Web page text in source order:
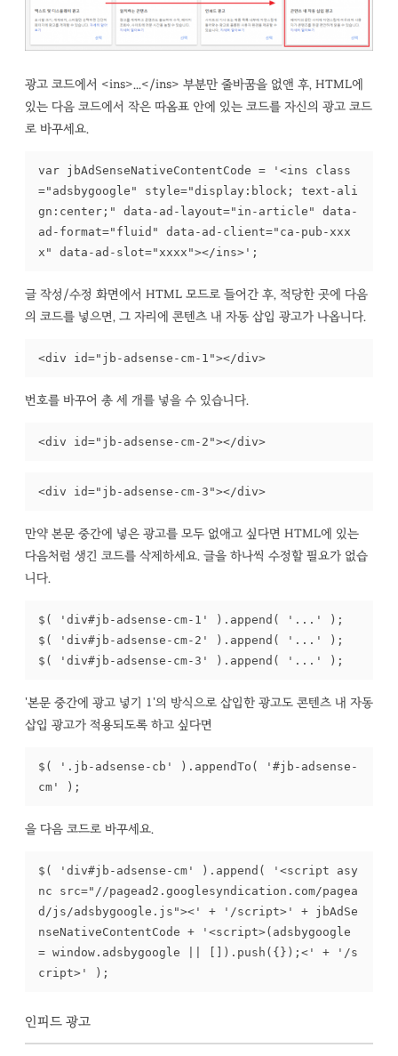
광고 코드에서 <ins>...</ins> 부분만 줄바꿈을 없앤 후, HTML에
있는 다음 코드에서 작은 따옴표 안에 있는 코드를 자신의 광고 코드
로 바꾸세요.
var jbAdSenseNativeContentCode = '<ins class
="adsbygoogle" style="display:block; text-ali
gn:center;" data-ad-layout="in-article" data-
ad-format="fluid" data-ad-client="ca-pub-xxx
x" data-ad-slot="xxxx"></ins>';
글 작성/수정 화면에서 HTML 모드로 들어간 후, 적당한 곳에 다음
의 코드를 넣으면, 그 자리에 콘텐츠 내 자동 삽입 광고가 나옵니다.
<div id="jb-adsense-cm-1"></div>
번호를 바꾸어 총 세 개를 넣을 수 있습니다.
<div id="jb-adsense-cm-2"></div>
<div id="jb-adsense-cm-3"></div>
만약 본문 중간에 넣은 광고를 모두 없애고 싶다면 HTML에 있는
다음처럼 생긴 코드를 삭제하세요. 글을 하나씩 수정할 필요가 없습
니다.
$( 'div#jb-adsense-cm-1' ).append( '...' );
$( 'div#jb-adsense-cm-2' ).append( '...' );
$( 'div#jb-adsense-cm-3' ).append( '...' );
'본문 중간에 광고 넣기 1'의 방식으로 삽입한 광고도 콘텐츠 내 자동
삽입 광고가 적용되도록 하고 싶다면
$( '.jb-adsense-cb' ).appendTo( '#jb-adsense-
cm' );
을 다음 코드로 바꾸세요.
$( 'div#jb-adsense-cm' ).append( '<script asy
nc src="//pagead2.googlesyndication.com/pagea
d/js/adsbygoogle.js"><' + '/script>' + jbAdSe
nseNativeContentCode + '<script>(adsbygoogle
= window.adsbygoogle || []).push({});<' + '/s
cript>' );
인피드 광고